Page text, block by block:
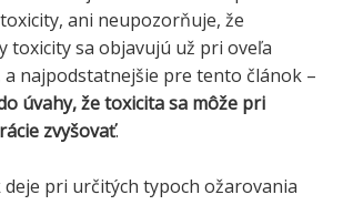
ani neupozorňuje, že
toxicity sa objavujú už pri oveľa
a najpodstatnejšie pre tento článok –
úvahy, žetoxicita sa môže pri
zvyšovať.
pri určitých typoch ožarovania